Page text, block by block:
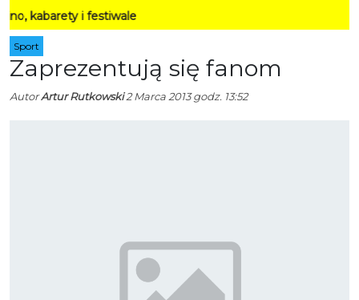
i festiwale
Sport
Zaprezentują się fanom
AutorArtur Rutkowski2 Marca 2013 godz. 13:52